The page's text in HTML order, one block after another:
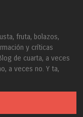
fruta, bolazos,
y críticas
de cuarta, a veces
a veces no. Y ta,